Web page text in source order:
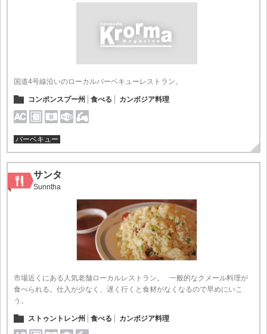
国道4号線沿いのローカルバーベキューレストラン。
コンポンスプー州 食べる カンボジア料理
バーベキュー
サンタ
Sunntha
市場近くにある人気老舗ローカルレストラン。 一般的なクメール料理が
食べられる。仕入が少なく、遅く行くと食材がなくなるので早めにいこ
う。
ストゥントレン州 食べる カンボジア料理